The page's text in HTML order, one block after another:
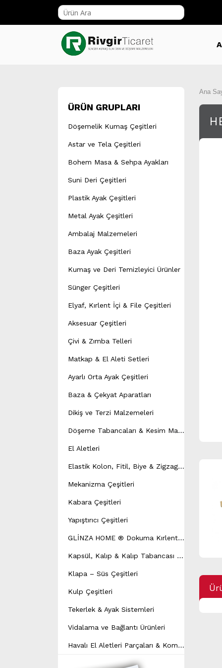
ÜRÜN GRUPLARI
Döşemelik Kumaş Çeşitleri
Astar ve Tela Çeşitleri
Bohem Masa & Sehpa Ayakları
Suni Deri Çeşitleri
Plastik Ayak Çeşitleri
Metal Ayak Çeşitleri
Ambalaj Malzemeleri
Baza Ayak Çeşitleri
Kumaş ve Deri Temizleyici Ürünler
Sünger Çeşitleri
Elyaf, Kırlent İçi & File Çeşitleri
Aksesuar Çeşitleri
Çivi & Zımba Telleri
Matkap & El Aleti Setleri
Ayarlı Orta Ayak Çeşitleri
Baza & Çekyat Aparatları
Dikiş ve Terzi Malzemeleri
D
öşeme Tabancaları & Kesim Makineleri
El Aletleri
E
lastik Kolon, Fitil, Biye & Zigzag Yay Çeşitleri
Mekanizma Çeşitleri
Kabara Çeşitleri
Yapıştırıcı Çeşitleri
G
LİNZA HOME ® Dokuma Kırlent Modeli
K
apsül, Kalıp & Kalıp Tabancası Çeşitleri
Klapa – Süs Çeşitleri
Kulp Çeşitleri
Tekerlek & Ayak Sistemleri
Vidalama ve Bağlantı Ürünleri
H
avalı El Aletleri Parçaları & Kompresör Yedek Parçaları
Ana